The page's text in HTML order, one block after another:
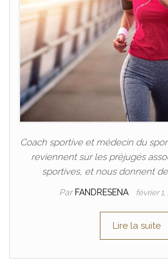
Coach sportive et médecin du
reviennent sur les préjugés
sportives, et nous donnent
Par FANDRESENA février
Lire la suite